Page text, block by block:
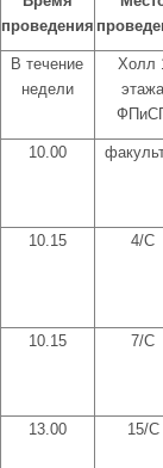
проведения
В течение
недели
Холл
10.00
10.15 4/С
10.15 7/С
13.00 15/С